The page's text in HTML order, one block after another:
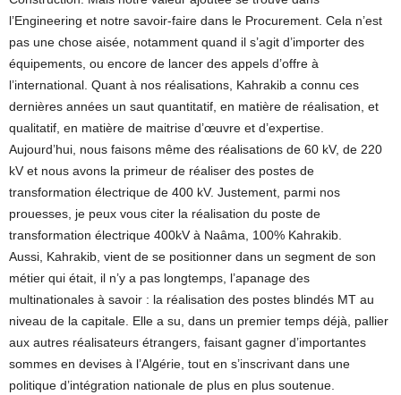
l’Engineering et notre savoir-faire dans le Procurement. Cela n’est
pas une chose aisée, notamment quand il s’agit d’importer des
équipements, ou encore de lancer des appels d’offre à
l’international. Quant à nos réalisations, Kahrakib a connu ces
dernières années un saut quantitatif, en matière de réalisation, et
qualitatif, en matière de maitrise d’œuvre et d’expertise.
Aujourd’hui, nous faisons même des réalisations de 60 kV, de 220
kV et nous avons la primeur de réaliser des postes de
transformation électrique de 400 kV. Justement, parmi nos
prouesses, je peux vous citer la réalisation du poste de
transformation électrique 400kV à Naâma, 100% Kahrakib.
Aussi, Kahrakib, vient de se positionner dans un segment de son
métier qui était, il n’y a pas longtemps, l’apanage des
multinationales à savoir : la réalisation des postes blindés MT au
niveau de la capitale. Elle a su, dans un premier temps déjà, pallier
aux autres réalisateurs étrangers, faisant gagner d’importantes
sommes en devises à l’Algérie, tout en s’inscrivant dans une
politique d’intégration nationale de plus en plus soutenue.